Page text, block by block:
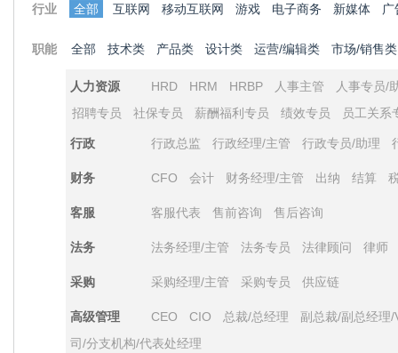
行业 全部 互联网 移动互联网 游戏 电子商务 新媒体 广
职能 全部 技术类 产品类 设计类 运营/编辑类 市场/销售类
人力资源 HRD HRM HRBP 人事主管
人事专员/
招聘专员
社保专员 薪酬福利专员 绩效专员 员工关系
行政 行政总监 行政经理/主管 行政专员/助理
财务 CFO 会计 财务经理/主管 出纳 结算
客服 客服代表 售前咨询 售后咨询
法务 法务经理/主管 法务专员 法律顾问 律师
采购 采购经理/主管 采购专员 供应链
高级管理 CEO CIO 总裁/总经理
副总裁/副总经理/
司/分支机构/代表处经理